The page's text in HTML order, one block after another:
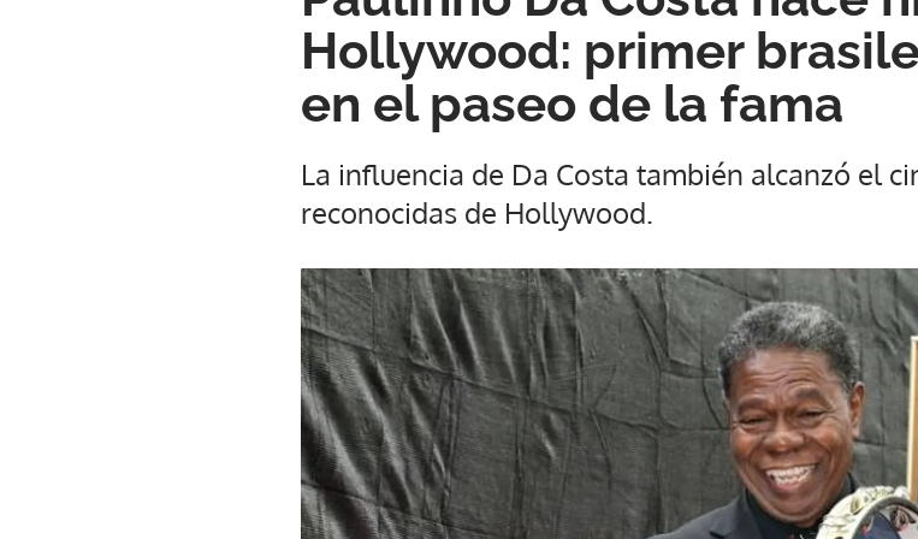
Hollywood: primer
en el paseo de la fama
La influencia de Da Costa también alcanzó el
reconocidas de Hollywood.